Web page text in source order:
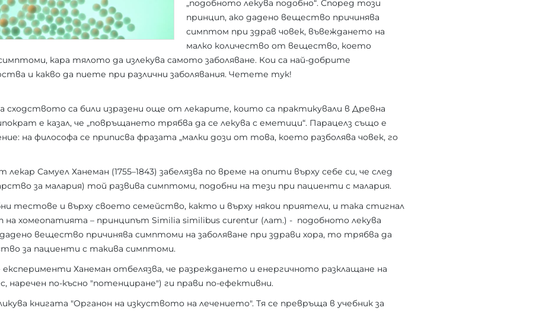
„подобното лекува подобно“. Според този
принцип, ако дадено вещество причинява
симптом при здрав човек, въвеждането на
малко количество от вещество, което
кара тялото да излекува самото заболяване. Кои са най-добрите
и какво да пиете при различни заболявания. Четете тук!
сходството са били изразени още от лекарите, които са практикували в Древна
е казал, че „повръщането трябва да се лекува с еметици“. Парацелз също е
на философа се приписва фразата „малки дози от това, което разболява човек, го
лекар Самуел Ханеман (1755–1843) забелязва по време на опити върху себе си, че след
за малария) той развива симптоми, подобни на тези при пациенти с малария.
тестове и върху своето семейство, както и върху някои приятели, и така стигнал
на хомеопатията – принципът Similia similibus curentur (лат.) - подобното лекува
вещество причинява симптоми на заболяване при здрави хора, то трябва да
за пациенти с такива симптоми.
Ханеман отбелязва, че разреждането и енергичното разклащане на
наречен по-късно "потенциране") ги прави по-ефективни.
книгата "Органон на изкуството на лечението". Тя се превръща в учебник за